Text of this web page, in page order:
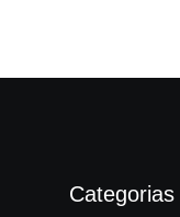
Categorias